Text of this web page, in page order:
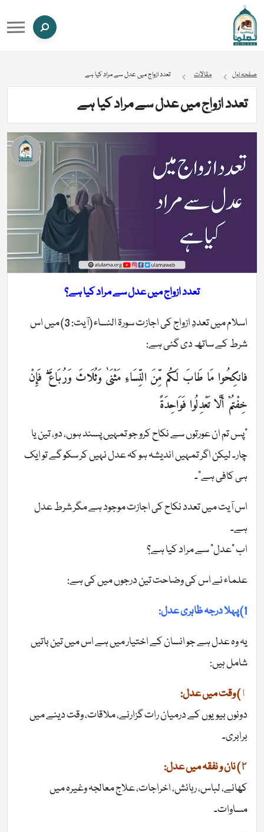
صفحہ اول مقالات تعدد ازواج میں عدل سے مراد کیا ہے
تعدد ازواج میں عدل سے مراد کیا ہے
تعدد ازواج میں عدل سے مراد کیا ہے؟
اسلام میں تعددِ ازواج کی اجازت سورۃ النساء (آیت: 3) میں اس
شرط کے ساتھ دی گئی ہے:
فانكِحُوا مَا طَابَ لَكُم مِّنَ النِّسَاءِ مَثْنَىٰ وَثُلَاثَ وَرُبَاعَ ۖ فَإِنْ
خِفْتُمْ أَلَّا تَعْدِلُوا فَوَاحِدَةً
“پس تم ان عورتوں سے نکاح کرو جو تمہیں پسند ہوں، دو، تین یا
چار۔ لیکن اگر تمہیں اندیشہ ہو کہ عدل نہیں کر سکو گے تو ایک
ہی کافی ہے”۔
اس آیت میں تعدد نکاح کی اجازت موجود ہے مگر شرط عدل
ہے۔
اب “عدل” سے مراد کیا ہے؟
علماء نے اس کی وضاحت تین درجوں میں کی ہے:
1) پہلا درجہ ظاہری
عدل:
یہ وہ عدل ہے جو انسان کے اختیار میں ہے اس میں تین باتیں
شامل ہیں:
١)وقت میں عدل:
دونوں بیویوں کے درمیان رات گزارنے، ملاقات، وقت دینے میں
برابری۔
٢) نان و نفقہ میں عدل:
کھانے، لباس، رہائش، اخراجات، علاج معالجہ وغیرہ میں
مساوات۔